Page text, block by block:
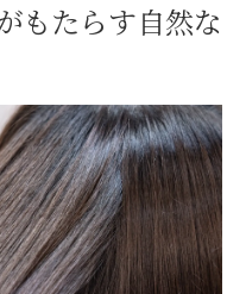
改善の実感ポイント
なストレート髪
ージレス施術の秘密
レート時のケア方法
酸性ストレート技術
内部の補修効果
室の施術ポイント
もたらす自然な